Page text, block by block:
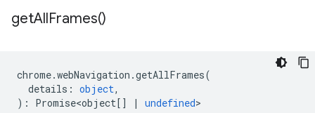
getAllFrames()
chrome.webNavigation .getAllFrames(
details : object,
) : Promise<object[] | undefined>